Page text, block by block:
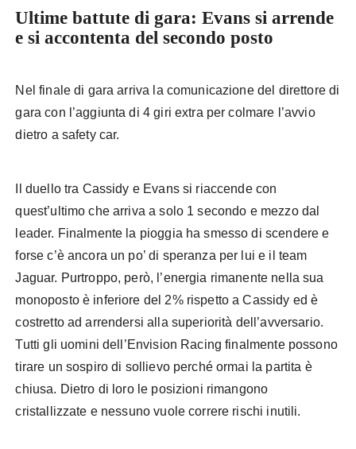
Ultime battute di gara: Evans si arrende
e si accontenta del secondo posto
Nel finale di gara arriva la comunicazione del direttore di
gara con l’aggiunta di 4 giri extra per colmare l’avvio
dietro a safety car.
Il duello tra Cassidy e Evans si riaccende con
quest’ultimo che arriva a solo 1 secondo e mezzo dal
leader. Finalmente la pioggia ha smesso di scendere e
forse c’è ancora un po’ di speranza per lui e il team
Jaguar. Purtroppo, però, l’energia rimanente nella sua
monoposto è inferiore del 2% rispetto a Cassidy ed è
costretto ad arrendersi alla superiorità dell’avversario.
Tutti gli uomini dell’Envision Racing finalmente possono
tirare un sospiro di sollievo perché ormai la partita è
chiusa. Dietro di loro le posizioni rimangono
cristallizzate e nessuno vuole correre rischi inutili.